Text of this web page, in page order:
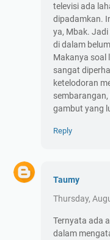
televisi ada
dipadamkan.
ya, Mbak.
di dalam
Makanya soal
sangat
ketelodoran
gambut yang
Reply
Taumy
Thursday,
Ternyata ada
dalam